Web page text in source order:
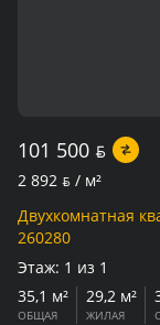
101 500 BYN
2 892 BYN / м²
Двухкомнатная
260280
Этаж: 1 из 1
35,1 м²
ОБЩАЯ
29,2 м²
ЖИЛАЯ